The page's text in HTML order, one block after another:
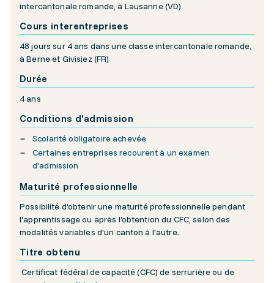
intercantonale romande, à Lausanne (VD)
Cours interentreprises
48 jours sur 4 ans dans une classe intercantonale romande,
à Berne et Givisiez (FR)
Durée
4 ans
Conditions d'admission
Scolarité obligatoire achevée
Certaines entreprises recourent à un examen
d'admission
Maturité professionnelle
Possibilité d'obtenir une maturité professionnelle pendant
l'apprentissage ou après l'obtention du CFC, selon des
modalités variables d'un canton à l'autre.
Titre obtenu
Certificat fédéral de capacité (CFC) de serrurière ou de